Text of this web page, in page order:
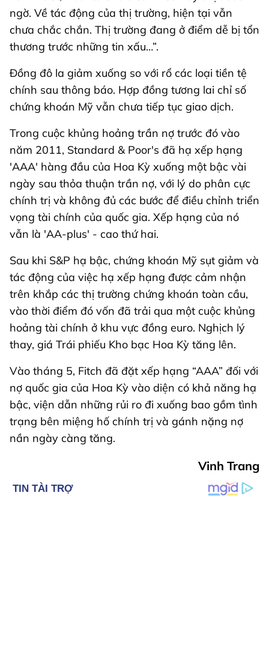
ngờ. Về tác động của thị trường, hiện tại vẫn
chưa chắc chắn. Thị trường đang ở điểm dễ bị tổn
thương trước những tin xấu…”.
Đồng đô la giảm xuống so với rổ các loại tiền tệ
chính sau thông báo. Hợp đồng tương lai chỉ số
chứng khoán Mỹ vẫn chưa tiếp tục giao dịch.
Trong cuộc khủng hoảng trần nợ trước đó vào
năm 2011, Standard & Poor's đã hạ xếp hạng
'AAA' hàng đầu của Hoa Kỳ xuống một bậc vài
ngày sau thỏa thuận trần nợ, với lý do phân cực
chính trị và không đủ các bước để điều chỉnh triển
vọng tài chính của quốc gia. Xếp hạng của nó
vẫn là 'AA-plus' - cao thứ hai.
Sau khi S&P hạ bậc, chứng khoán Mỹ sụt giảm và
tác động của việc hạ xếp hạng được cảm nhận
trên khắp các thị trường chứng khoán toàn cầu,
vào thời điểm đó vốn đã trải qua một cuộc khủng
hoảng tài chính ở khu vực đồng euro. Nghịch lý
thay, giá Trái phiếu Kho bạc Hoa Kỳ tăng lên.
Vào tháng 5, Fitch đã đặt xếp hạng “AAA” đối với
nợ quốc gia của Hoa Kỳ vào diện có khả năng hạ
bậc, viện dẫn những rủi ro đi xuống bao gồm tình
trạng bên miệng hố chính trị và gánh nặng nợ
nần ngày càng tăng.
Vinh Trang